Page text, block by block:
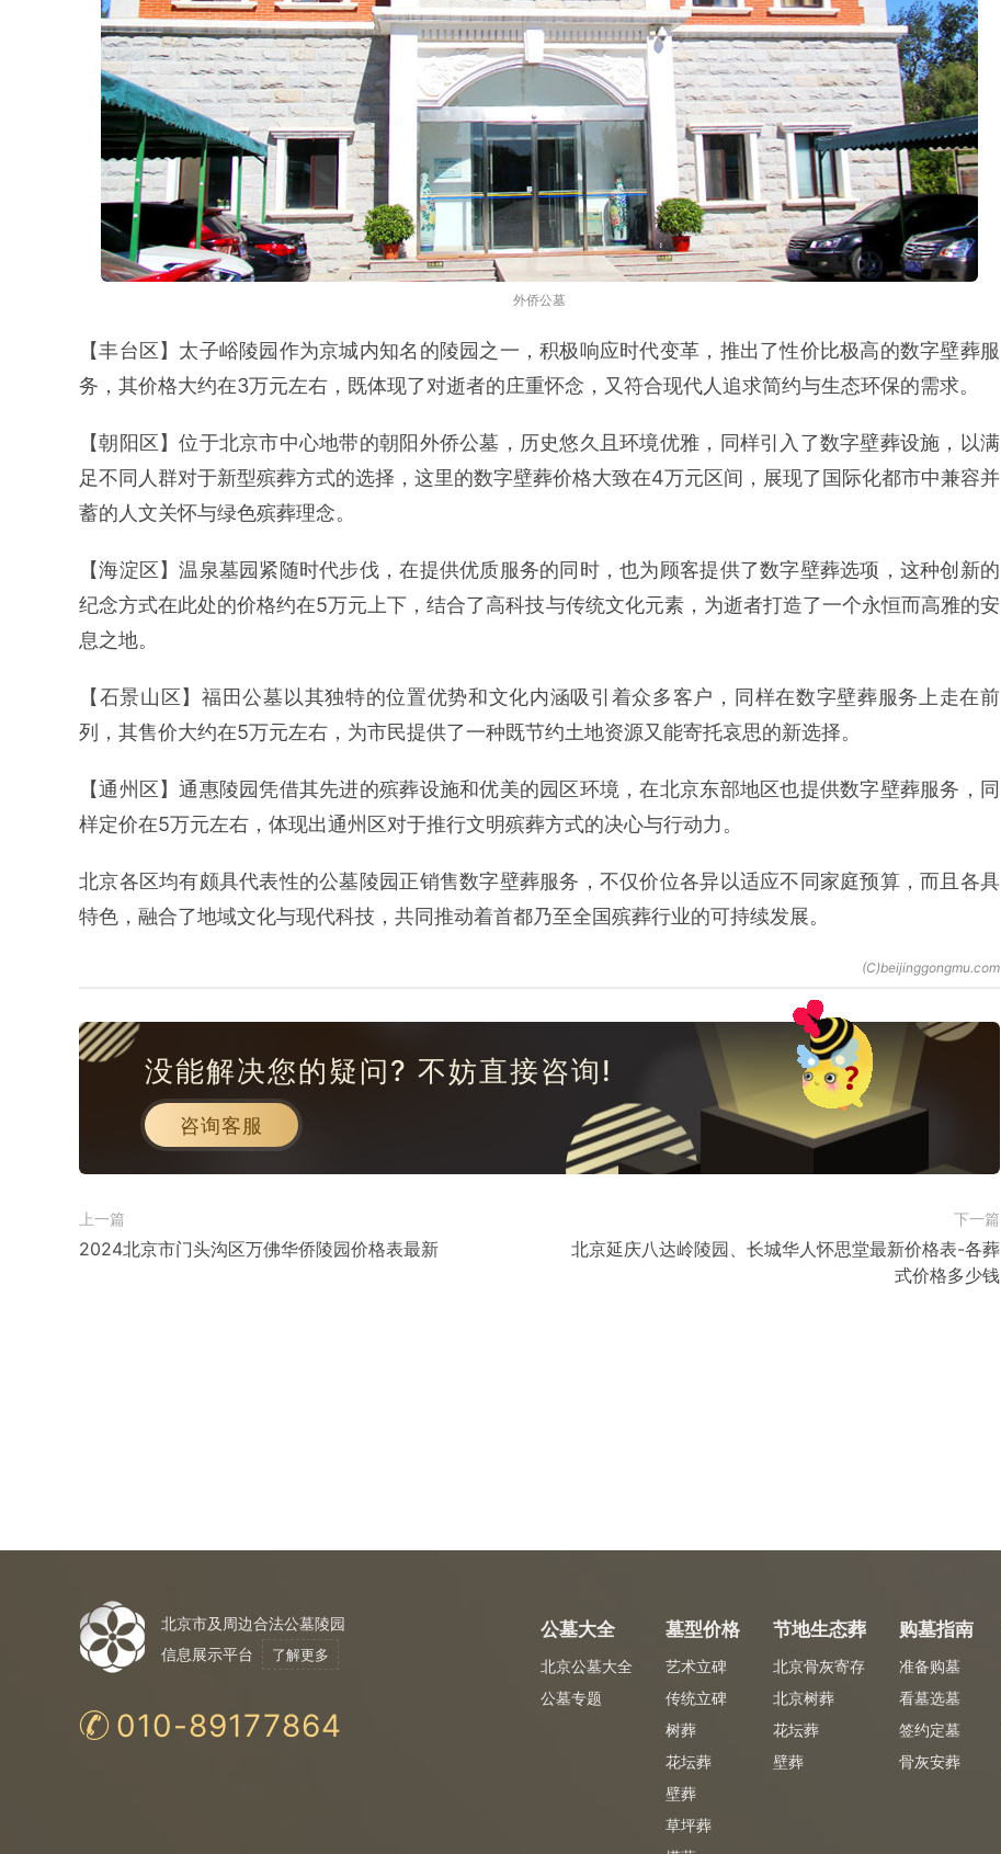
外侨公墓
【丰台区】太子峪陵园作为京城内知名的陵园之一，积极响应时代变革，推出了性价比极高的数字壁葬服
务，其价格大约在3万元左右，既体现了对逝者的庄重怀念，又符合现代人追求简约与生态环保的需求。
【朝阳区】位于北京市中心地带的朝阳外侨公墓，历史悠久且环境优雅，同样引入了数字壁葬设施，以满
足不同人群对于新型殡葬方式的选择，这里的数字壁葬价格大致在4万元区间，展现了国际化都市中兼容并
蓄的人文关怀与绿色殡葬理念。
【海淀区】温泉墓园紧随时代步伐，在提供优质服务的同时，也为顾客提供了数字壁葬选项，这种创新的
纪念方式在此处的价格约在5万元上下，结合了高科技与传统文化元素，为逝者打造了一个永恒而高雅的安
息之地。
【石景山区】福田公墓以其独特的位置优势和文化内涵吸引着众多客户，同样在数字壁葬服务上走在前
列，其售价大约在5万元左右，为市民提供了一种既节约土地资源又能寄托哀思的新选择。
【通州区】通惠陵园凭借其先进的殡葬设施和优美的园区环境，在北京东部地区也提供数字壁葬服务，同
样定价在5万元左右，体现出通州区对于推行文明殡葬方式的决心与行动力。
北京各区均有颇具代表性的公墓陵园正销售数字壁葬服务，不仅价位各异以适应不同家庭预算，而且各具
特色，融合了地域文化与现代科技，共同推动着首都乃至全国殡葬行业的可持续发展。
没能解决您的疑问? 不妨直接咨询!
咨询客服
上一篇
2024北京市门头沟区万佛华侨陵园价格表最新
下一篇
北京延庆八达岭陵园、长城华人怀思堂最新价格表-各葬
式价格多少钱
北京市及周边合法公墓陵园
信息展示平台
了解更多
010-89177864
公墓大全
北京公墓大全
公墓专题
墓型价格
艺术立碑
传统立碑
树葬
花坛葬
壁葬
草坪葬
节地生态葬
北京骨灰寄存
北京树葬
花坛葬
壁葬
购墓指南
准备购墓
看墓选墓
签约定墓
骨灰安葬